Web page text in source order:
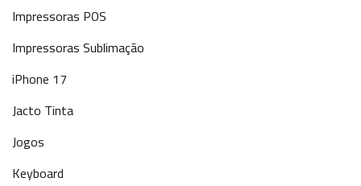
Impressoras POS
Impressoras Sublimação
iPhone 17
Jacto Tinta
Jogos
Keyboard